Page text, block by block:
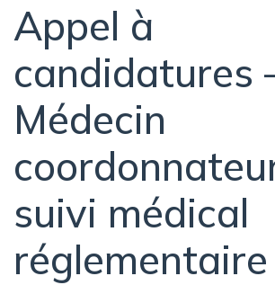
Appel à
candidatures
Médecin
suivi médical
réglementaire